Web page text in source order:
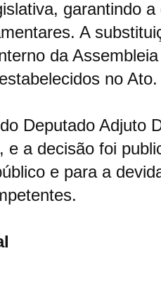
garantindo
A
da
no Ato.
Deputado Adjuto
e a decisão foi
e para a